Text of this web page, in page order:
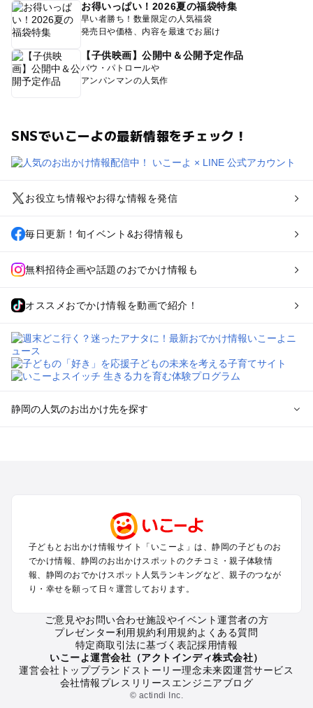
お得いっぱい！2026夏の福袋特集
早い者勝ち！数量限定の人気福袋
発売日や価格、内容を最速でお届け
【子供映画】公開中＆公開予定作品
パウ・パトロールや
アンパンマンの人気作
SNSでいこーよの最新情報をチェック！
お役立ち情報やお得な情報を発信
毎日更新！旬イベント&お得情報も
無料招待企画や話題のおでかけ情報も
オススメおでかけ情報を動画で紹介！
静岡の人気のお出かけ先を探す
小田原・熱海・湯河原・真鶴のプールお出かけ
中伊豆・西伊豆・南伊豆のプールお出かけ
静岡・清水のプールお出かけ
三島・沼津のプールお出かけ
掛川・磐田・袋井のプールお出かけ
大井川・寸又峡・川根のプールお出かけ
静岡の定番お出かけスポット
静岡の遊園地
静岡の動物園
子どもとお出かけ情報サイト「いこーよ」は、静岡の子どものお
でかけ情報、静岡のお出かけスポットのクチコミ・親子体験情
報、静岡のおでかけスポット人気ランキングなど、親子のつなが
り・幸せを願って日々運営しております。
ご意見やお問い合わせ施設やイベント運営者の方
プレゼンター利用規約利用規約よくある質問
特定商取引法に基づく表記採用情報
いこーよ運営会社（アクトインディ株式会社）
運営会社トップブランドストーリー理念未来図運営サービス
会社情報プレスリリース エンジニアブログ
© actindi Inc.